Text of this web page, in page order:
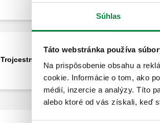
Súhlas
Táto webstránka používa
Na prispôsobenie obsahu a
cookie. Informácie o tom, ako
médií, inzercie a analýzy. Títo
alebo ktoré od vás získali, keď
Trojcestný kohút pre INAIL manometer.